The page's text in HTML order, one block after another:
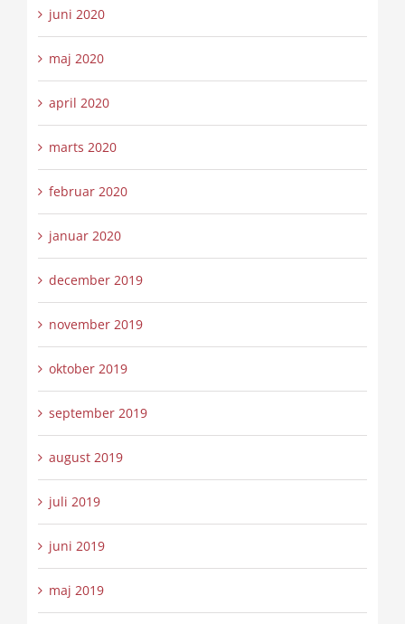
juni 2020
maj 2020
april 2020
marts 2020
februar 2020
januar 2020
december 2019
november 2019
oktober 2019
september 2019
august 2019
juli 2019
juni 2019
maj 2019